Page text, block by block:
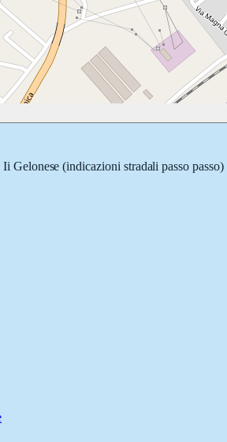
Ii Gelonese (indicazioni stradali passo passo)